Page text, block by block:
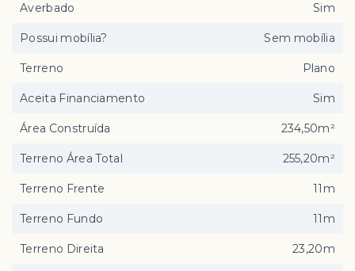
Averbado Sim
Possui mobília? Sem mobília
Terreno Plano
Aceita Financiamento Sim
Área Construída 234,50m²
Terreno Área Total 255,20m²
Terreno Frente 11m
Terreno Fundo 11m
Terreno Direita 23,20m